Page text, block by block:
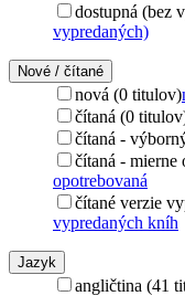
dostupná (bez
vypredaných)
Nové / čítané
nová (0 titulov)
čítaná (0
čítaná -
čítaná - mierne
opotrebovaná
čítané verzie
vypredaných kníh
Jazyk
angličtina (41